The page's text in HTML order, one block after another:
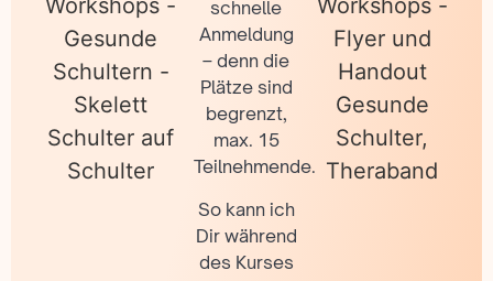
schnelle
Anmeldung
– denn die
Plätze sind
begrenzt,
max. 15
Teilnehmende.
So kann ich
Dir während
des Kurses